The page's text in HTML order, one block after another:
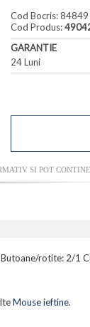
Cod Bocris: 84849
Cod Produs:
GARANTIE
24 Luni
SI POT
rotite: 2/1
Mouse ieftine.